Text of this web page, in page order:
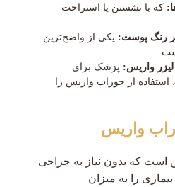
که با نشستن یا استراحت
رنگ پوست: یکی از واضح‌ترین
واریس: پزشک برای
از جوراب واریس را
واریس
که بدون نیاز به جراحی
را به میزان